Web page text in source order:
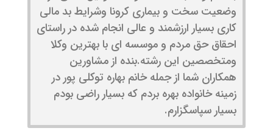
وضعیت سخت و بیماری کرونا وشرایط بد مالی
کاری بسیار ارزشمند و عالی انجام شده در راستای
احقاق حق مردم و موسسه ای با بهترین وکلا
ومتخصصین این رشته.بنده از مشاورین
همکاران شما از جمله خانم بهاره توکلی پور در
زمینه خانواده بهره بردم که بسیار راضی بودم
بسیار سپاسگزارم.